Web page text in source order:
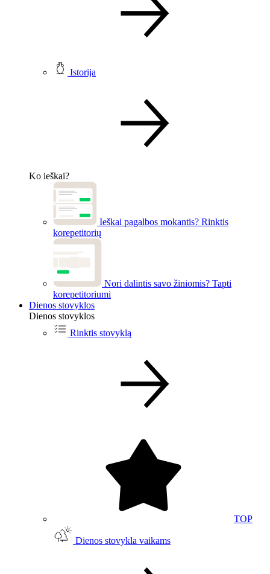
Istorija
Ko ieškai?
Ieškai pagalbos mokantis? Rinktis
korepetitorių
Nori dalintis savo žiniomis? Tapti
korepetitoriumi
Dienos stovyklos
Dienos stovyklos
Rinktis stovyklą
TOP
Dienos stovykla vaikams